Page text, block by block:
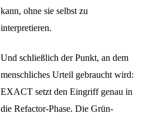
kann, ohne sie selbst zu
interpretieren.
Und schließlich der Punkt, an dem
menschliches Urteil gebraucht wird:
EXACT setzt den Eingriff genau in
die Refactor-Phase. Die Grün-